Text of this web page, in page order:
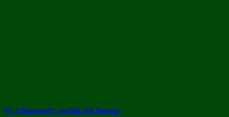
รีวิว ลำไยและมะพร้าว คุณสุริยัน อรชร ที่นครปฐม